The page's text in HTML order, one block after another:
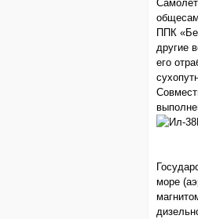
ППК
другие
его
море